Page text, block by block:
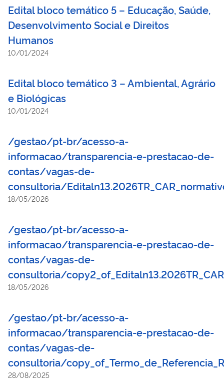
Edital bloco temático 5 – Educação, Saúde,
Desenvolvimento Social e Direitos
Humanos
10/01/2024
Edital bloco temático 3 – Ambiental, Agrário
e Biológicas
10/01/2024
/gestao/pt-br/acesso-a-
informacao/transparencia-e-prestacao-de-
contas/vagas-de-
consultoria/
18/05/2026
/gestao/pt-br/acesso-a-
informacao/transparencia-e-prestacao-de-
contas/vagas-de-
consultoria/
18/05/2026
/gestao/pt-br/acesso-a-
informacao/transparencia-e-prestacao-de-
contas/vagas-de-
consultoria/
28/08/2025